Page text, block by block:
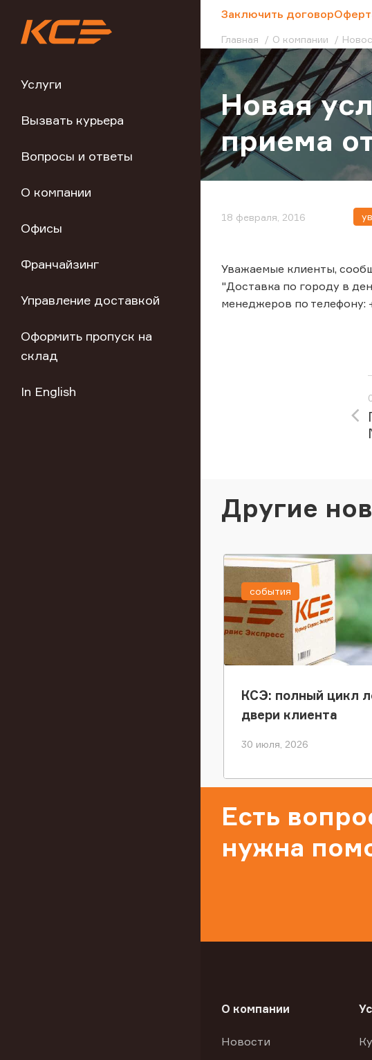
Услуги
Вызвать курьера
Вопросы и ответы
О компании
Офисы
Франчайзинг
Управление доставкой
Оформить пропуск на
склад
In English
Заключить договор
Главная О компании
Новая
приема
18 февраля, 2016
Уважаемые клиенты,
"Доставка по городу в
менеджеров по телефону:
Другие
КСЭ: полный цикл
двери клиента
30 июля, 2026
события
Есть
нужна
О компании
Новости